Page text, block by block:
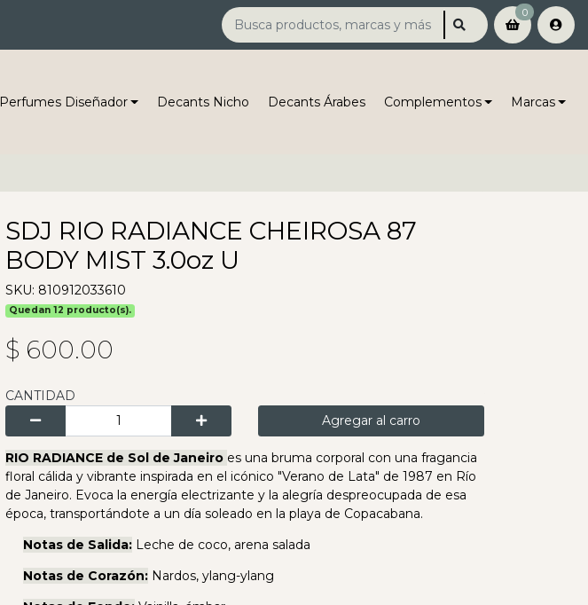
0
Perfumes Diseñador Decants Nicho Decants Árabes Complementos Marcas
SDJ RIO RADIANCE CHEIROSA 87
BODY MIST 3.0oz U
SKU: 810912033610
Quedan 12 producto(s).
$ 600.00
CANTIDAD
Agregar al carro
RIO RADIANCE de Sol de Janeiro es una bruma corporal con una fragancia
floral cálida y vibrante inspirada en el icónico "Verano de Lata" de 1987 en Río
de Janeiro. Evoca la energía electrizante y la alegría despreocupada de esa
época, transportándote a un día soleado en la playa de Copacabana.
Notas de Salida: Leche de coco, arena salada
Notas de Corazón: Nardos, ylang-ylang